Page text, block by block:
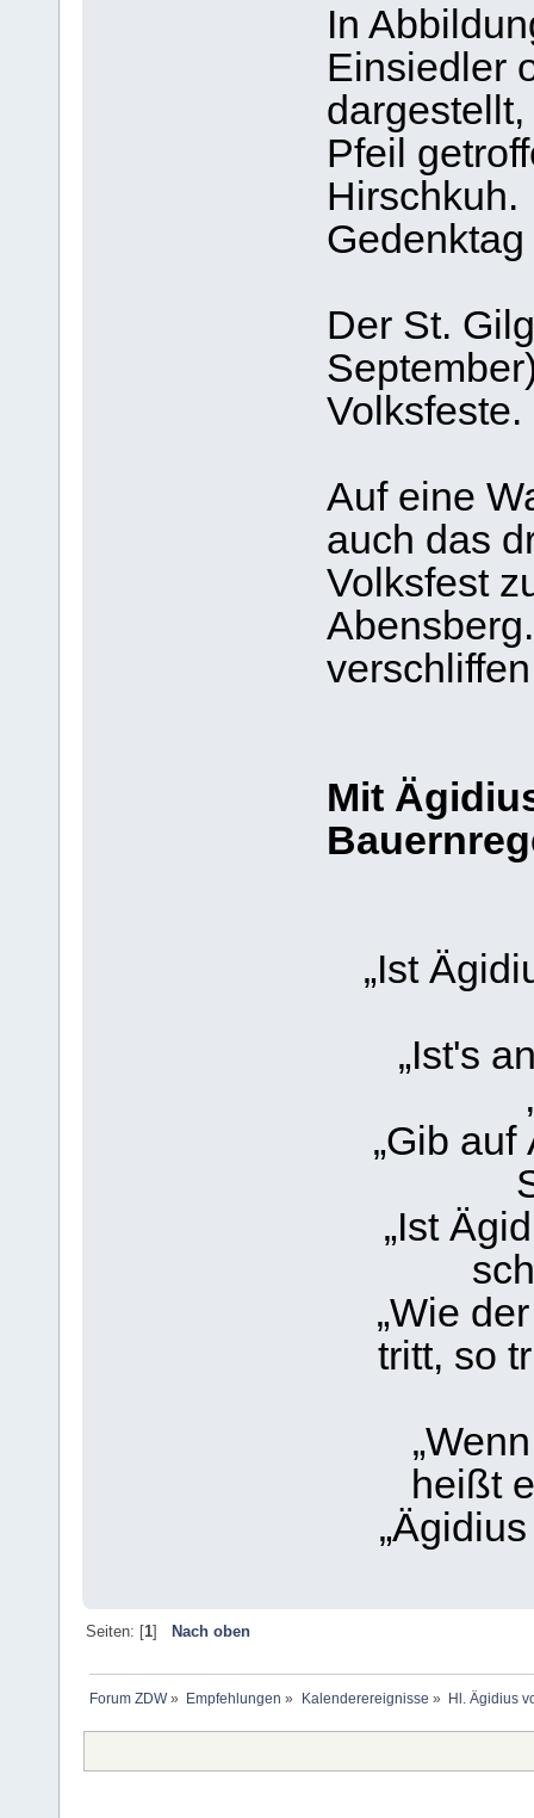
In
Einsiedler
Pfeil
Hirschkuh.
Gedenktag
Der St.
Volksfeste.
Auf eine
auch das
Volksfest
Mit
„Ist
„Ist's
„Gib auf
„Ist
„Wie der
tritt, so
„Wenn
heißt
„Ägidius
Seiten: [1] Nach oben
Forum ZDW» Empfehlungen » Kalenderereignisse » Hl. Ägidius